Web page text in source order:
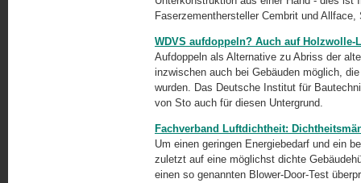
Faserzementhersteller Cembrit und
WDVS aufdoppeln? Auch auf Holzwolle-
Aufdoppeln als Alternative zu Abriss der
inzwischen auch bei Gebäuden möglich,
wurden. Das Deutsche Institut für
von Sto auch für diesen Untergrund.
Fachverband Luftdichtheit:
Um einen geringen Energiebedarf und ein
zuletzt auf eine möglichst dichte
einen so genannten Blower-Door-Test